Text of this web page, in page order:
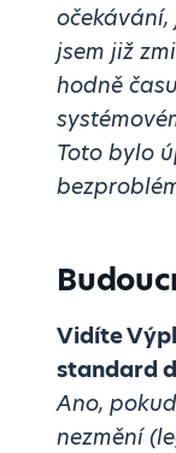
jsem již
hodně
Toto bylo
Vidíte
standard
Ano,
nezmění